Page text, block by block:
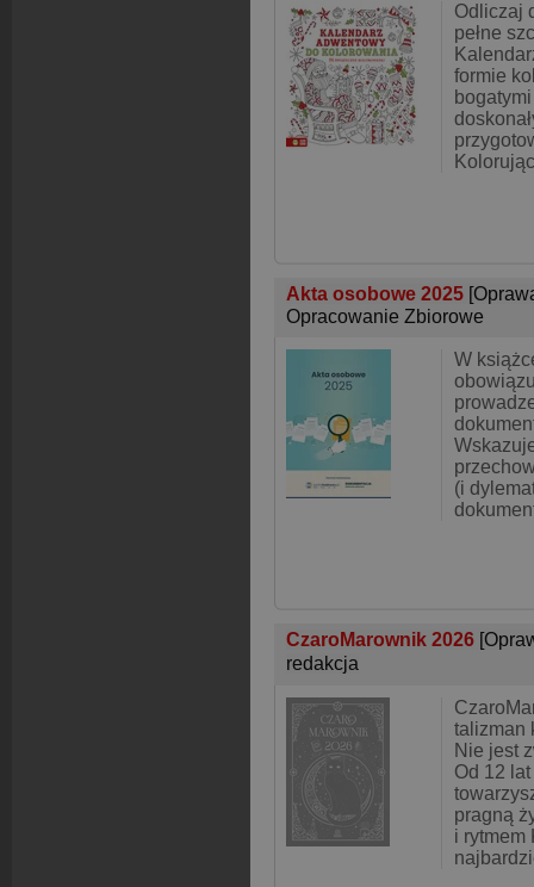
Odliczaj
pełne
formie
Akta osobowe 2025
Opracowanie Zbiorowe
W
(i
CzaroMarownik 2026
redakcja
talizman
Nie jest
Od 12
pragną
i rytmem